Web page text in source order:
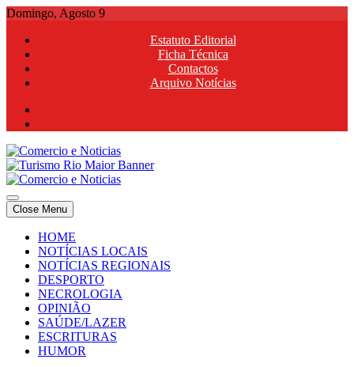
Skip
content
Domingo, Agosto 9
Estatuto Editorial
Ficha Técnica
Contactos
Arquivo Notícias
Comercio e Noticias
Notícias e Publicidade Online
Comercio e Noticias
Notícias e Publicidade Online
Close Menu
HOME
NOTÍCIAS LOCAIS
NOTÍCIAS REGIONAIS
DESPORTO
NECROLOGIA
OPINIÃO
SAÚDE/LAZER
ESCRITURAS
HUMOR